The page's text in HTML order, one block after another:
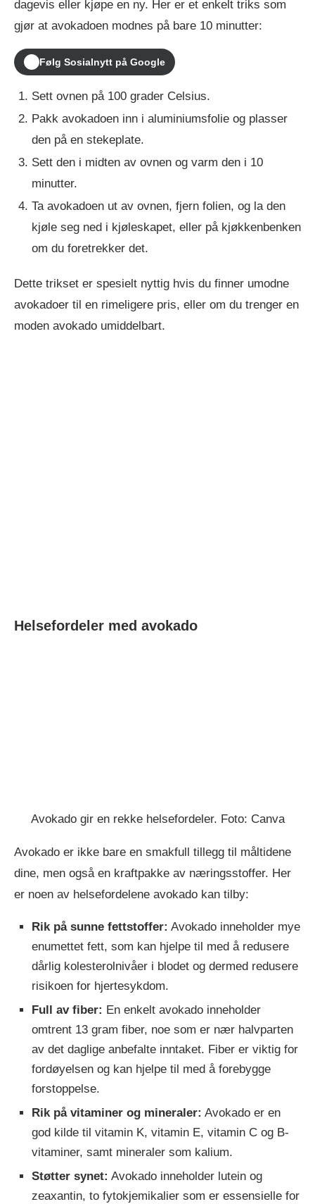
dagevis eller kjøpe en ny. Her er et enkelt triks som
gjør at avokadoen modnes på bare 10 minutter:
Følg Sosialnytt på Google
Sett ovnen på 100 grader Celsius.
Pakk avokadoen inn i aluminiumsfolie og plasser
den på en stekeplate.
Sett den i midten av ovnen og varm den i 10
minutter.
Ta avokadoen ut av ovnen, fjern folien, og la den
kjøle seg ned i kjøleskapet, eller på kjøkkenbenken
om du foretrekker det.
Dette trikset er spesielt nyttig hvis du finner umodne
avokadoer til en rimeligere pris, eller om du trenger en
moden avokado umiddelbart.
Helsefordeler med avokado
Avokado gir en rekke helsefordeler. Foto: Canva
Avokado er ikke bare en smakfull tillegg til måltidene
dine, men også en kraftpakke av næringsstoffer. Her
er noen av helsefordelene avokado kan tilby:
Rik på sunne fettstoffer: Avokado inneholder mye
enumettet fett, som kan hjelpe til med å redusere
dårlig kolesterolnivåer i blodet og dermed redusere
risikoen for hjertesykdom.
Full av fiber: En enkelt avokado inneholder
omtrent 13 gram fiber, noe som er nær halvparten
av det daglige anbefalte inntaket. Fiber er viktig for
fordøyelsen og kan hjelpe til med å forebygge
forstoppelse.
Rik på vitaminer og mineraler: Avokado er en
god kilde til vitamin K, vitamin E, vitamin C og B-
vitaminer, samt mineraler som kalium.
Støtter synet: Avokado inneholder lutein og
zeaxantin, to fytokjemikalier som er essensielle for